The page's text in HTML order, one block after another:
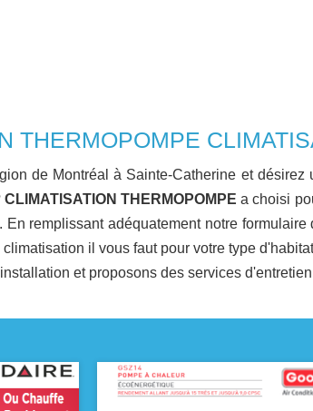
THERMOPOMPE
de Montréal à Sainte-Catherine et
CLIMATISATION THERMOPOMPE a choisi
En remplissant adéquatement notre
il vous faut pour votre type
et proposons des services